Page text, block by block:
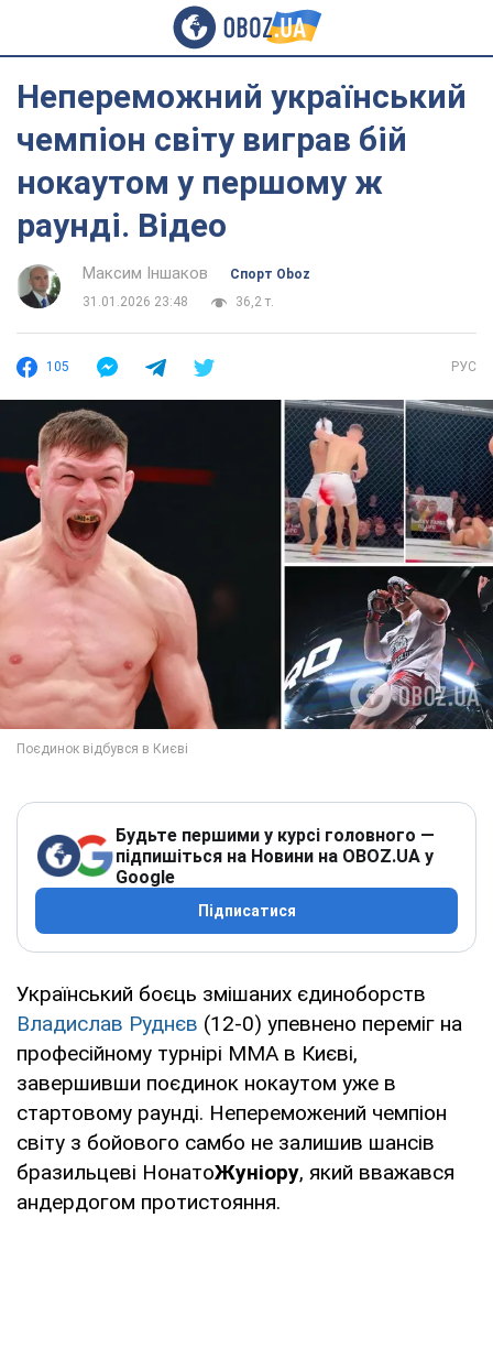
Непереможний український
чемпіон світу виграв бій
нокаутом у першому ж
раунді. Відео
Максим Іншаков
Спорт Oboz
31.01.2026 23:48
36,2 т.
105 РУС
Будьте першими у курсі головного —
підпишіться на Новини на OBOZ.UA у
Google
Підписатися
Український боєць змішаних єдиноборств
Владислав Руднєв (12-0) упевнено переміг на
професійному турнірі MMA в Києві,
завершивши поєдинок нокаутом уже в
стартовому раунді. Непереможений чемпіон
світу з бойового самбо не залишив шансів
бразильцеві НонатоЖуніору, який вважався
андердогом протистояння.